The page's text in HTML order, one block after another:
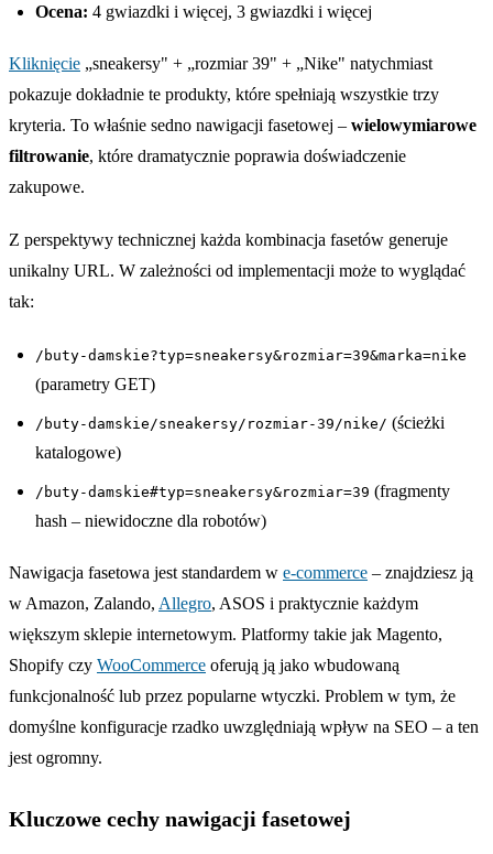
Ocena: 4 gwiazdki i więcej, 3 gwiazdki i więcej
Kliknięcie „sneakersy" + „rozmiar 39" + „Nike" natychmiast
pokazuje dokładnie te produkty, które spełniają wszystkie trzy
kryteria. To właśnie sedno nawigacji fasetowej – wielowymiarowe
filtrowanie, które dramatycznie poprawia doświadczenie
zakupowe.
Z perspektywy technicznej każda kombinacja fasetów generuje
unikalny URL. W zależności od implementacji może to wyglądać
tak:
/buty-damskie?typ=sneakersy&rozmiar=39&marka=nike
(parametry GET)
/buty-damskie/sneakersy/rozmiar-39/nike/ (ścieżki
katalogowe)
/buty-damskie#typ=sneakersy&rozmiar=39 (fragmenty
hash – niewidoczne dla robotów)
Nawigacja fasetowa jest standardem w e-commerce – znajdziesz ją
w Amazon, Zalando, Allegro, ASOS i praktycznie każdym
większym sklepie internetowym. Platformy takie jak Magento,
Shopify czy WooCommerce oferują ją jako wbudowaną
funkcjonalność lub przez popularne wtyczki. Problem w tym, że
domyślne konfiguracje rzadko uwzględniają wpływ na SEO – a ten
jest ogromny.
Kluczowe cechy nawigacji fasetowej